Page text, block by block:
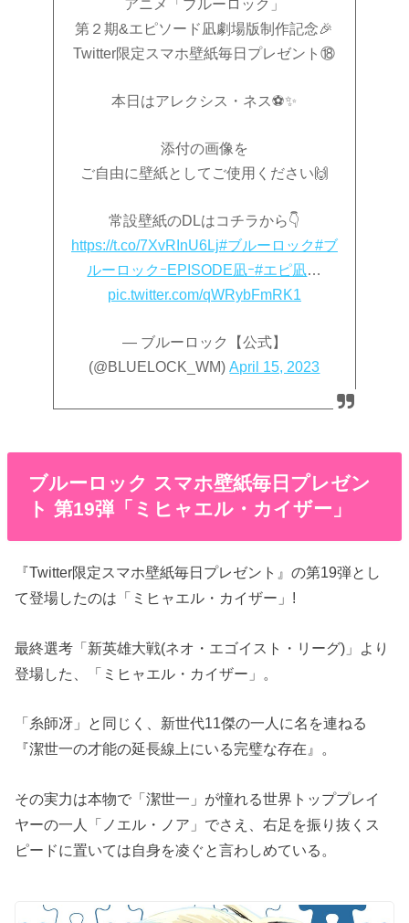
アニメ「ブルーロック」
第２期&エピソード凪劇場版制作記念🎉
Twitter限定スマホ壁紙毎日プレゼント⑱
本日はアレクシス・ネス⚽️✨
添付の画像を
ご自由に壁紙としてご使用ください🙌
常設壁紙のDLはコチラから👇
https://t.co/7XvRInU6Lj#ブルーロック#ブ
ルーロックｰEPISODE凪ｰ#エピ凪…
pic.twitter.com/qWRybFmRK1
— ブルーロック【公式】
(@BLUELOCK_WM)April 15, 2023
ブルーロック スマホ壁紙毎日プレゼン
ト 第19弾「ミヒャエル・カイザー」
『Twitter限定スマホ壁紙毎日プレゼント』の第19弾とし
て登場したのは「ミヒャエル・カイザー」!
最終選考「新英雄大戦(ネオ・エゴイスト・リーグ)」より
登場した、「ミヒャエル・カイザー」。
「糸師冴」と同じく、新世代11傑の一人に名を連ねる
『潔世一の才能の延長線上にいる完璧な存在』。
その実力は本物で「潔世一」が憧れる世界トッププレイ
ヤーの一人「ノエル・ノア」でさえ、右足を振り抜くス
ピードに置いては自身を凌ぐと言わしめている。